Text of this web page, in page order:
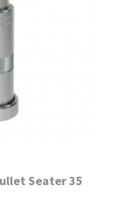
Seater 35